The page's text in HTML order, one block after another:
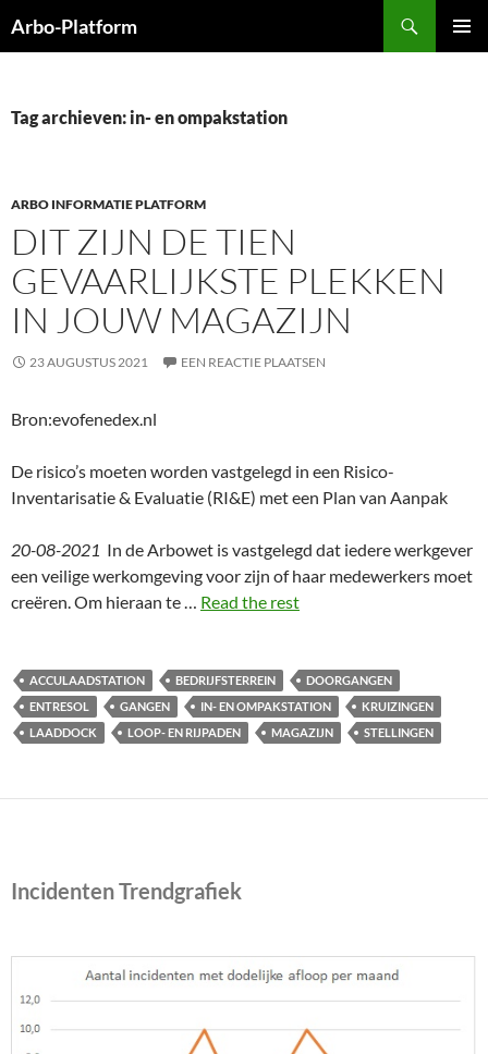
naar
Arbo-Platform
Tag archieven: in- en ompakstation
ARBO INFORMATIE PLATFORM
DIT ZIJN DE TIEN
GEVAARLIJKSTE PLEKKEN
IN JOUW MAGAZIJN
23 AUGUSTUS 2021 EEN REACTIE PLAATSEN
Bron:evofenedex.nl
De risico’s moeten worden vastgelegd in een Risico-
Inventarisatie & Evaluatie (RI&E) met een Plan van Aanpak
20-08-2021 In de Arbowet is vastgelegd dat iedere werkgever
een veilige werkomgeving voor zijn of haar medewerkers moet
creëren. Om hieraan te … Read the rest
ACCULAADSTATION BEDRIJFSTERREIN
DOORGANGEN
ENTRESOL
GANGEN IN- EN OMPAKSTATION
KRUIZINGEN
LAADDOCK
LOOP- EN RIJPADEN MAGAZIJN STELLINGEN
Incidenten Trendgrafiek